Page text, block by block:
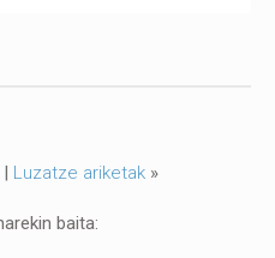
| Luzatze ariketak »
baita: